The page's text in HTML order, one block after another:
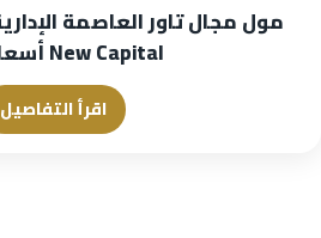
New Capital أسعار 2026
اقرأ التفاصيل